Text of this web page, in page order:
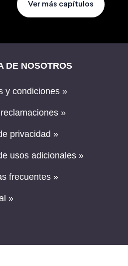
Ver más capítulos
DE NOSOTROS
y condiciones »
»
privacidad »
usos adicionales »
frecuentes »
»